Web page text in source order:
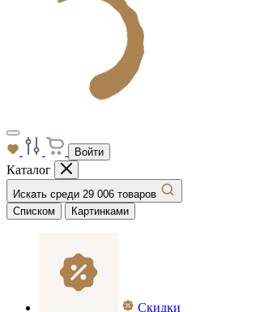
Войти
Каталог
Искать среди 29 006 товаров
Списком
Картинками
Скидки